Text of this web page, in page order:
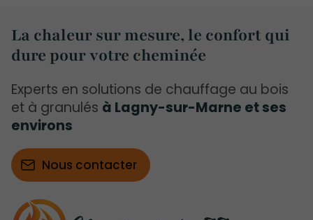
La chaleur sur mesure, le confort qui
dure pour votre cheminée
Experts en solutions de chauffage au bois
et à granulés à Lagny-sur-Marne et ses
environs
Nous contacter